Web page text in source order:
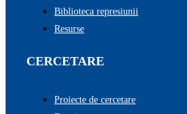
Biblioteca represiunii
Resurse
CERCETARE
Proiecte de cercetare